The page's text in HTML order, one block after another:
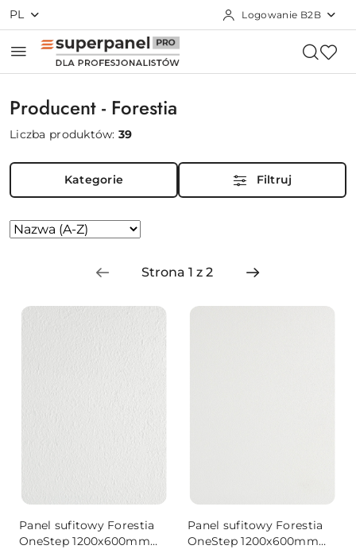
Przejdź do treści głównej
Przejdź do wyszukiwarki
Przejdź do moje konto
Przejdź do menu głównego
Przejdź do stopki
PL Logowanie B2B
Producent - Forestia
Liczba produktów:39
Kategorie Filtruj
Zastosowano
Sortuj
Panel sufitowy Forestia
OneStep 1200x600mm
Panel sufitowy Forestia
OneStep 1200x600mm